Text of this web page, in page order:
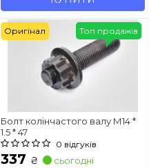
Болт колінчастого валу М14 *
1.5 * 47
0 відгуків
337 ₴ сьогодні
Топ продажів
Оригінал